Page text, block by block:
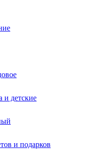
и детские
и подарков